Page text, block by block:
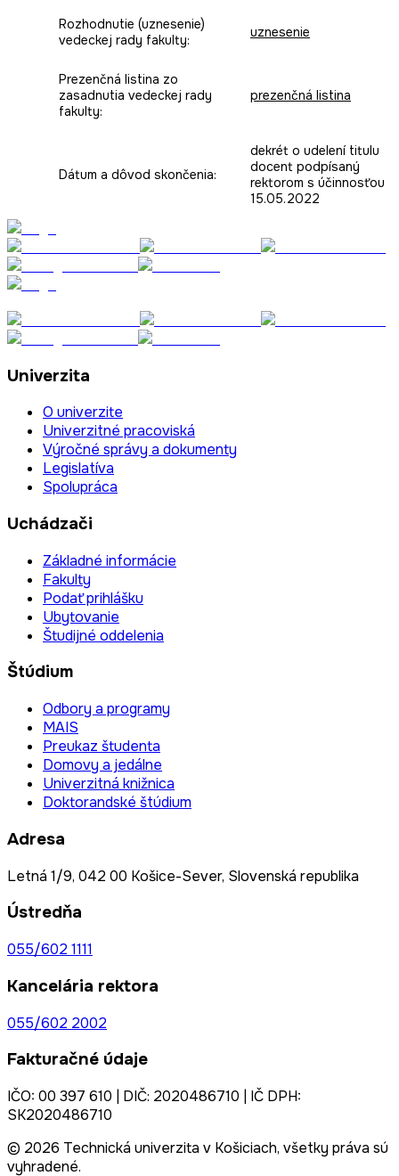
Rozhodnutie (uznesenie)
vedeckej rady fakulty:
uznesenie
Prezenčná listina zo
zasadnutia vedeckej rady
fakulty:
prezenčná listina
Dátum a dôvod skončenia:
dekrét o udelení titulu
docent podpísaný
rektorom s účinnosťou
15.05.2022
Univerzita
O univerzite
Univerzitné pracoviská
Výročné správy a dokumenty
Legislatíva
Spolupráca
Uchádzači
Základné informácie
Fakulty
Podať prihlášku
Ubytovanie
Študijné oddelenia
Štúdium
Odbory a programy
MAIS
Preukaz študenta
Domovy a jedálne
Univerzitná knižnica
Doktorandské štúdium
Adresa
Letná 1/9, 042 00 Košice-Sever, Slovenská republika
Ústredňa
055/602 1111
Kancelária rektora
055/602 2002
Fakturačné údaje
IČO: 00 397 610 | DIČ: 2020486710 | IČ DPH:
SK2020486710
© 2026 Technická univerzita v Košiciach, všetky práva sú
vyhradené.